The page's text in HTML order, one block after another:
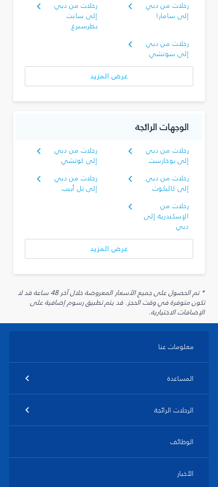
رحلات من دبي
إلى سامارا
رحلات من دبي
إلى سانت
بطرسبرغ
رحلات من دبي
إلى سوتشي
عرض المزيد
الوجهات الرائجة
رحلات من دبي
إلى بوخارست
رحلات من دبي
إلى كوتشي
رحلات من دبي
إلى كاليكوت
رحلات من دبي
إلى تل أبيب
رحلات من
الإسكندرية إلى
دبي
عرض المزيد
* تم الحصول على جميع الأسعار المعروضة خلال آخر 48 ساعة قد لا
تكون متوفرة في وقت الحجز. قد يتم تطبيق رسوم إضافية على
الإضافات الاختيارية.
معلومات عنا
المساعدة
الرحلات الرائجة
الوظائف
الأخبار